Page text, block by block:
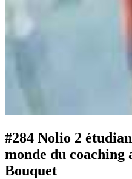
#284 Nolio 2
monde du coaching
Bouquet